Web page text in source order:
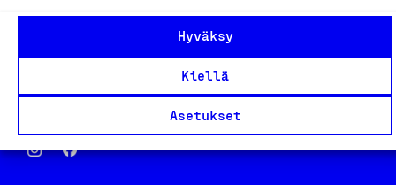
Hyväksy
Kiellä
Asetukset
Avainlippu